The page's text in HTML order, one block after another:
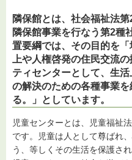
隣保館とは、社会福祉法
隣保館事業を行なう第2種
置要綱では、その目的を
上や人権啓発の住民交流
ティセンターとして、生
の解決のための各種事業
る。」としています。
児童センターとは、児童福祉
です。児童は人として尊ばれ
う、等しくその生活を保護さ